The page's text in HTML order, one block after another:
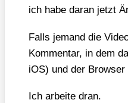
ich habe dar­an jetzt
Falls jemand die
Kom­men­tar, in dem
iOS) und der
Ich arbei­te dran.